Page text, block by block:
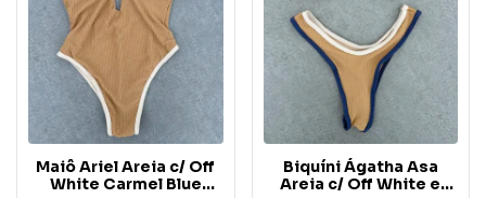
Maiô Ariel Areia c/ Off
White Carmel Blue
Biquíni Ágatha Asa
Areia c/ Off White e